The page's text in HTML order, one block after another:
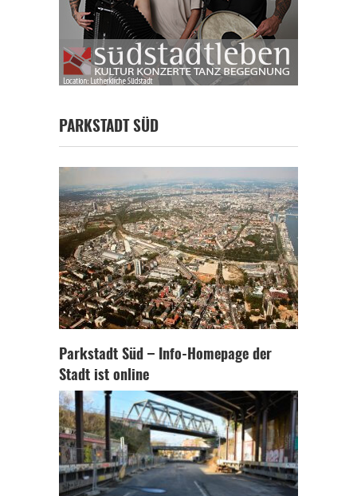
PARKSTADT SÜD
Parkstadt Süd – Info-Homepage der
Stadt ist online